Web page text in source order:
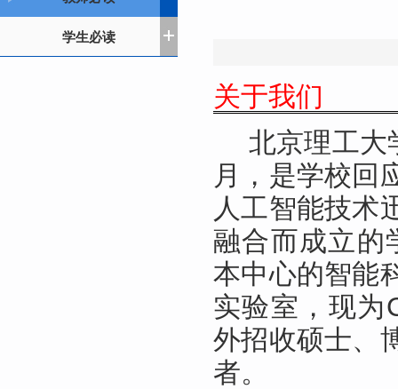
学生必读
关于我们
北京理工大
月，是学校回
人工智能技术
融合而成立的
本中心的智能
实验室， 现为
外招收硕士、
者。